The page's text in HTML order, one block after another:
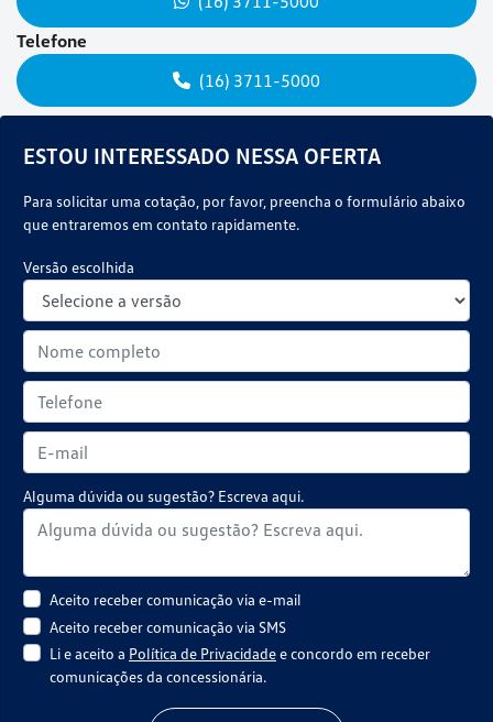
ESTOU INTERESSADO NESSA OFERTA
Para solicitar uma cotação, por favor, preencha o formulário abaixo
que entraremos em contato rapidamente.
Versão escolhida
Alguma dúvida ou sugestão? Escreva aqui.
Aceito receber comunicação via e-mail
Aceito receber comunicação via SMS
Li e aceito a Política de Privacidadee concordo em receber
comunicações da concessionária.
Telefone
(16) 3711-5000